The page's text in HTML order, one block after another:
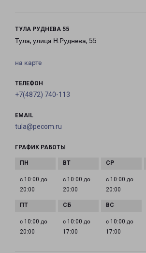
ТУЛА РУДНЕВА 55
Тула, улица Н.Руднева, 55
на карте
ТЕЛЕФОН
+7(4872) 740-113
EMAIL
tula@pecom.ru
ГРАФИК РАБОТЫ
с 10:00 до
20:00
с 10:00 до
20:00
с 10:00 до
20:00
с 10:00 до
20:00
с 10:00 до
17:00
с 10:00 до
17:00